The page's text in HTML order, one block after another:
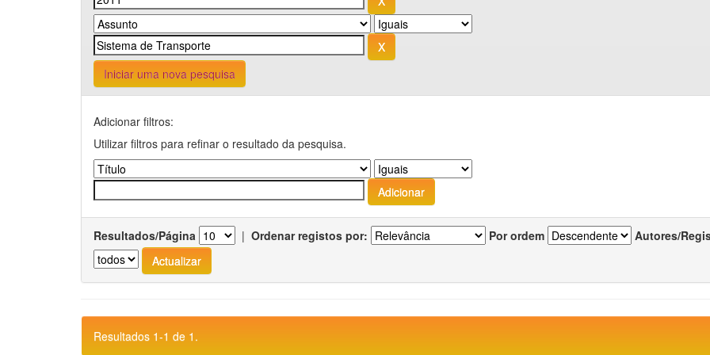
Iniciar uma nova pesquisa
Adicionar filtros:
Utilizar filtros para refinar o resultado da pesquisa.
Resultados/Página | Ordenar registos por: Por ordem Autores/
Resultados 1-1 de 1.